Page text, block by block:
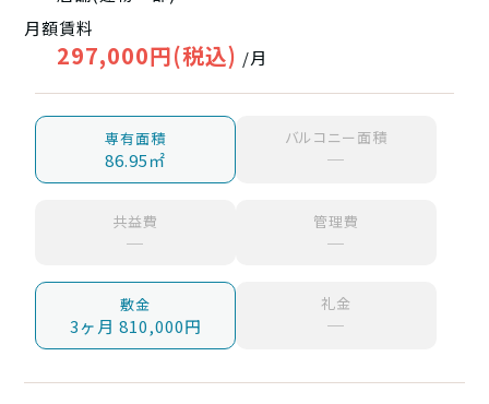
月額賃料
297,000円(税込) /月
専有面積
86.95㎡
バルコニー面積
─
共益費
─
管理費
─
敷金
3ヶ月 810,000円
礼金
─